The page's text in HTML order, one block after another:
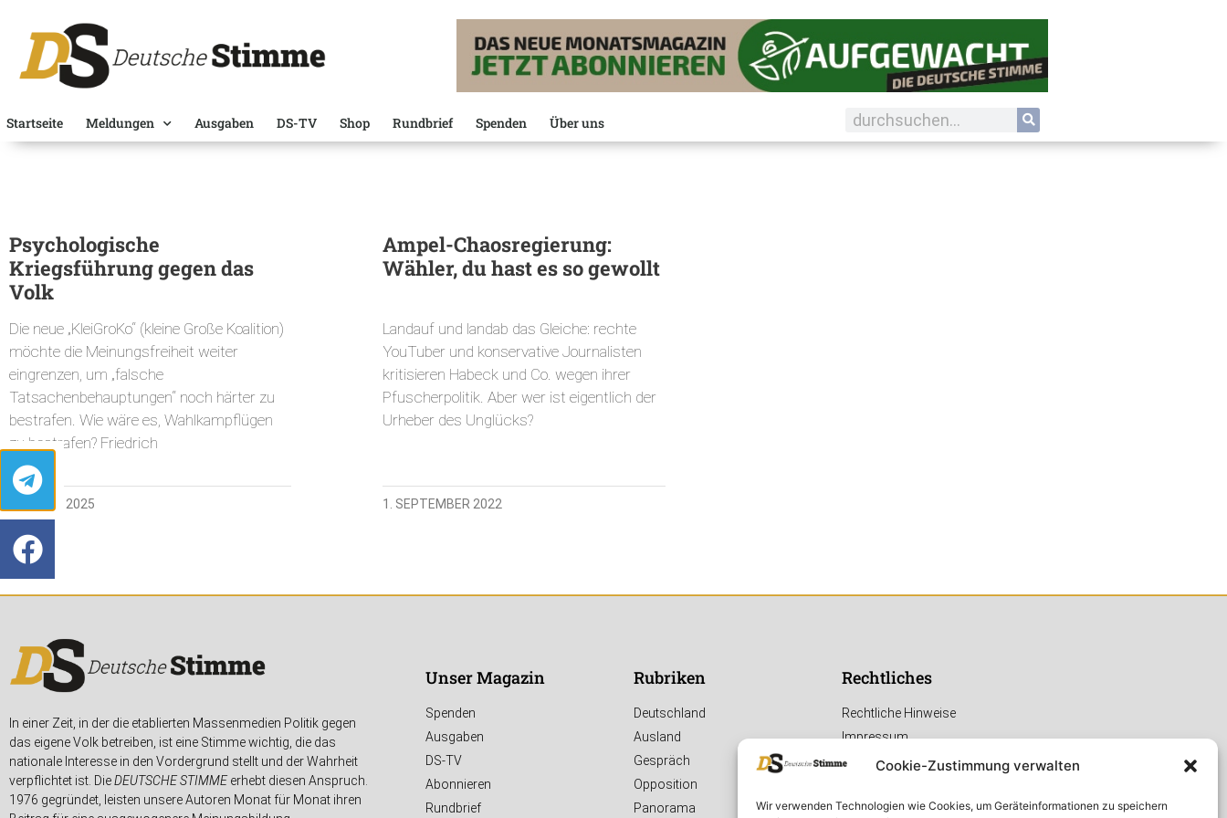
Cookie-Zustimmung verwalten
Wir verwenden Technologien wie Cookies, um Geräteinformationen zu speichern
Startseite Meldungen Ausgaben DS-TV Shop Rundbrief Spenden Über uns
Psychologische
Kriegsführung gegen das
Volk
Die neue „KleiGroKo“ (kleine Große Koalition)
möchte die Meinungsfreiheit weiter
eingrenzen, um „falsche
Tatsachenbehauptungen“ noch härter zu
bestrafen. Wie wäre es, Wahlkampflügen
zu bestrafen? Friedrich
22. APRIL 2025
Ampel-Chaosregierung:
Wähler, du hast es so gewollt
Landauf und landab das Gleiche: rechte
YouTuber und konservative Journalisten
kritisieren Habeck und Co. wegen ihrer
Pfuscherpolitik. Aber wer ist eigentlich der
Urheber des Unglücks?
1. SEPTEMBER 2022
In einer Zeit, in der die etablierten Massenmedien Politik gegen
das eigene Volk betreiben, ist eine Stimme wichtig, die das
nationale Interesse in den Vordergrund stellt und der Wahrheit
verpflichtet ist. DieDEUTSCHE STIMMEerhebt diesen Anspruch.
1976 gegründet, leisten unsere Autoren Monat für Monat ihren
Unser Magazin
Spenden
Ausgaben
DS-TV
Abonnieren
Rundbrief
Rubriken
Deutschland
Ausland
Gespräch
Opposition
Panorama
Rechtliches
Rechtliche Hinweise
Impressum
Datenschutzerklärung